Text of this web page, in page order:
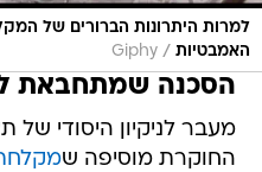
למרות היתרונות הברורים של
האמבטיות /
Giphy
הסכנה שמתחבאת
מעבר לניקיון היסודי של
החוקרת מוסיפה ש